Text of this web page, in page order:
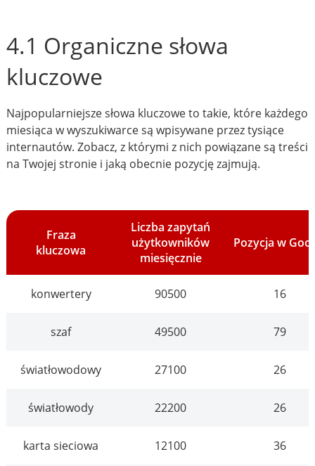
4.1 Organiczne słowa
kluczowe
Najpopularniejsze słowa kluczowe to takie, które każdego
miesiąca w wyszukiwarce są wpisywane przez tysiące
internautów. Zobacz, z którymi z nich powiązane są treści
na Twojej stronie i jaką obecnie pozycję zajmują.
Fraza
kluczowa
Liczba zapytań
użytkowników
miesięcznie
Pozycja w
konwertery 90500 16
szaf 49500 79
światłowodowy 27100 26
światłowody 22200 26
karta sieciowa 12100 36